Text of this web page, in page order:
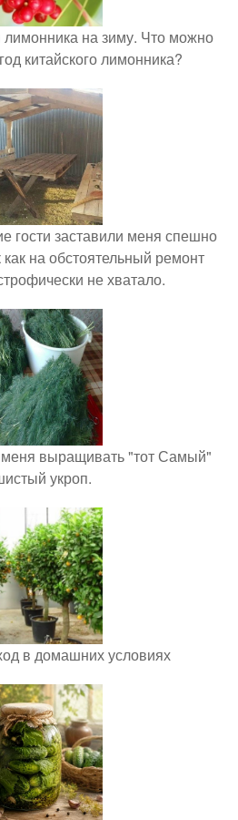
лимонника на зиму. Что можно
китайского лимонника?
гости заставили меня спешно
на обстоятельный ремонт
не хватало.
меня выращивать "тот Самый"
укроп.
в домашних условиях